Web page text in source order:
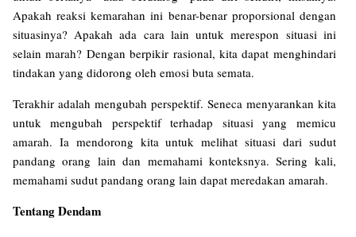
Apakah reaksi kemarahan ini benar-benar proporsional dengan
situasinya? Apakah ada cara lain untuk merespon situasi ini
selain marah? Dengan berpikir rasional, kita dapat menghindari
tindakan yang didorong oleh emosi buta semata.
Terakhir adalah mengubah perspektif. Seneca menyarankan kita
untuk mengubah perspektif terhadap situasi yang memicu
amarah. Ia mendorong kita untuk melihat situasi dari sudut
pandang orang lain dan memahami konteksnya. Sering kali,
memahami sudut pandang orang lain dapat meredakan amarah.
Tentang Dendam